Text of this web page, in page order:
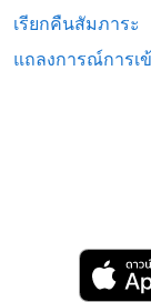
เรียกคืนสัมภาระ
แถลงการณ์การเ